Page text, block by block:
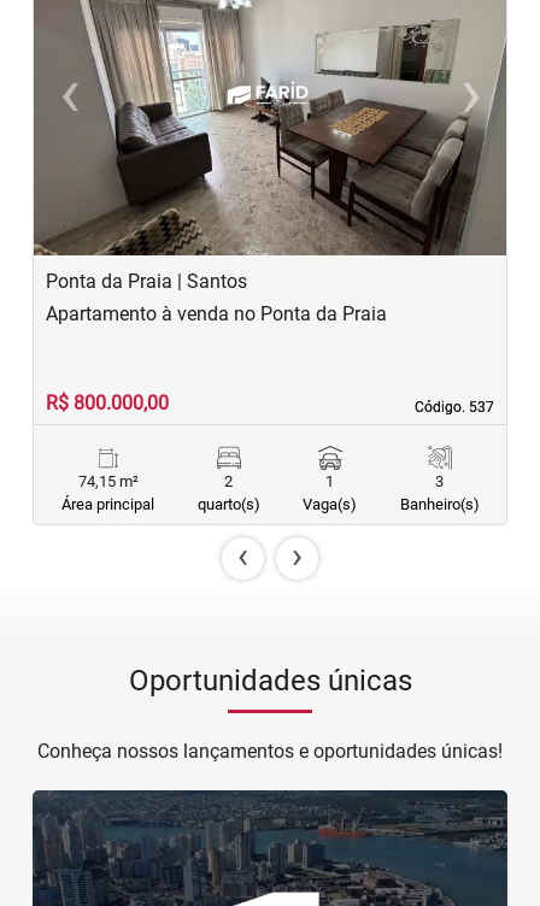
‹
Previous ›Next
Ponta da Praia | Santos
Código. 537
Código. 537
Apartamento à venda no Ponta da Praia
R$ 800.000,00
74,15 m²
Área principal
2
quarto(s)
1
Vaga(s)
3
Banheiro(s)
‹ ›
Oportunidades únicas
Conheça nossos lançamentos e oportunidades únicas!